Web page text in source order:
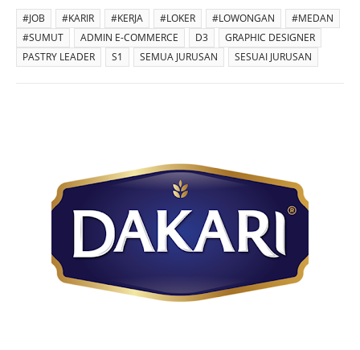
#JOB #KARIR #KERJA #LOKER #LOWONGAN
#MEDAN
#SUMUT
ADMIN E-COMMERCE D3
GRAPHIC DESIGNER
PASTRY LEADER
S1 SEMUA JURUSAN SESUAI JURUSAN